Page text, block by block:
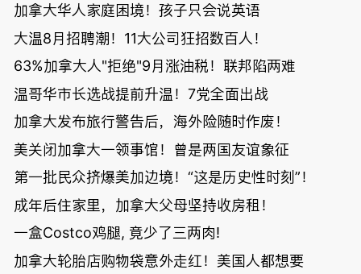
加拿大华人家庭困境！孩子只会说英语
大温8月招聘潮！11大公司狂招数百人！
63%加拿大人"拒绝"9月涨油税！联邦陷两难
温哥华市长选战提前升温！7党全面出战
加拿大发布旅行警告后，海外险随时作废！
美关闭加拿大一领事馆！曾是两国友谊象征
第一批民众挤爆美加边境！“这是历史性时刻”！
成年后住家里，加拿大父母坚持收房租！
一盒Costco鸡腿, 竟少了三两肉!
加拿大轮胎店购物袋意外走红！美国人都想要